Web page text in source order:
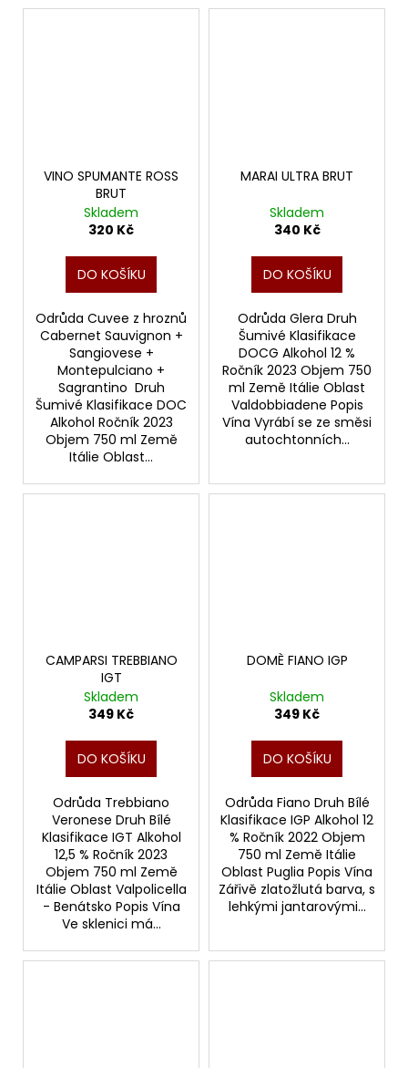
VINO SPUMANTE ROSS
BRUT
Skladem
320 Kč
DO KOŠÍKU
Odrůda Cuvee z hroznů
Cabernet Sauvignon +
Sangiovese +
Montepulciano +
Sagrantino Druh
Šumivé Klasifikace DOC
Alkohol Ročník 2023
Objem 750 ml Země
Itálie Oblast...
MARAI ULTRA BRUT
Skladem
340 Kč
DO KOŠÍKU
Odrůda Glera Druh
Šumivé Klasifikace
DOCG Alkohol 12 %
Ročník 2023 Objem 750
ml Země Itálie Oblast
Valdobbiadene Popis
Vína Vyrábí se ze směsi
autochtonních...
CAMPARSI TREBBIANO
IGT
Skladem
349 Kč
DO KOŠÍKU
Odrůda Trebbiano
Veronese Druh Bílé
Klasifikace IGT Alkohol
12,5 % Ročník 2023
Objem 750 ml Země
Itálie Oblast Valpolicella
- Benátsko Popis Vína
Ve sklenici má...
DOMÈ FIANO IGP
Skladem
349 Kč
DO KOŠÍKU
Odrůda Fiano Druh Bílé
Klasifikace IGP Alkohol 12
% Ročník 2022 Objem
750 ml Země Itálie
Oblast Puglia Popis Vína
Zářivě zlatožlutá barva, s
lehkými jantarovými...